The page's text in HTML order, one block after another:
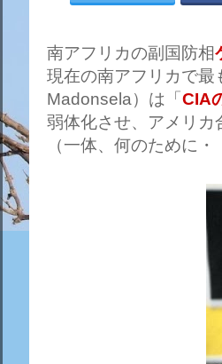
南アフリカの副国防相
現在の南アフリカで最
Madonsela）は「 CIA
弱体化させ、アメリカ
（一体、何のために